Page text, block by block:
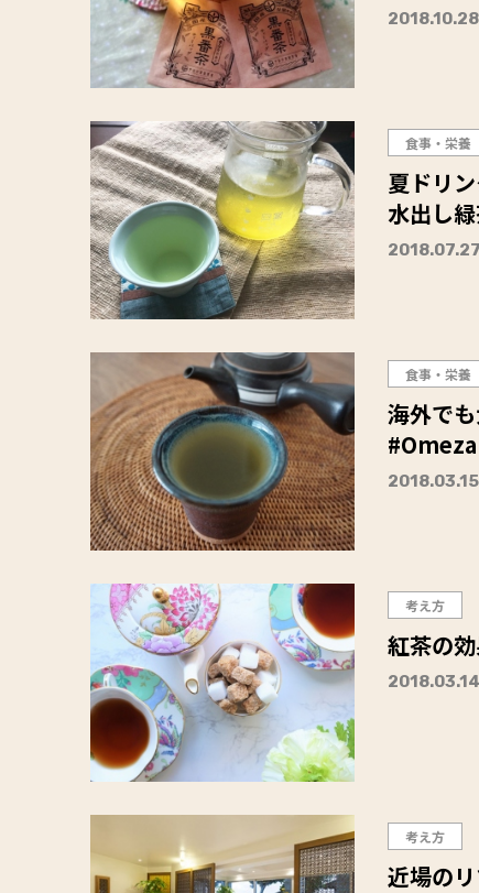
2018.10.28
食事・栄養
夏ドリ
水出し
2018.07.27
食事・栄養
海外で
2018.03.15
考え方
紅茶の
2018.03.14
考え方
近場の